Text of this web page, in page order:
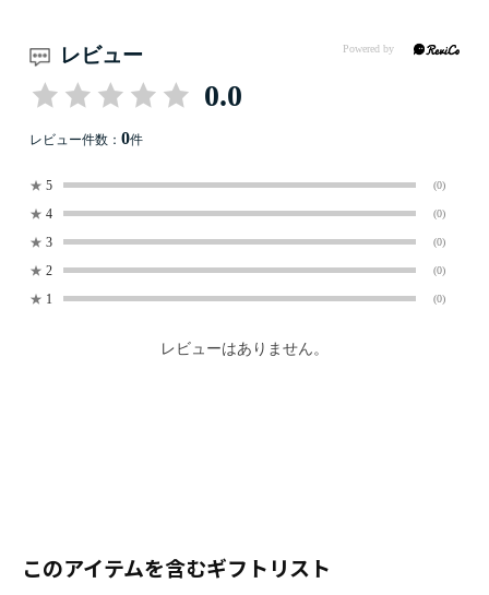
レビュー
0.0
レビュー件数： 0件
★ 5 (0)
★ 4 (0)
★ 3 (0)
★ 2 (0)
★ 1 (0)
レビューはありません。
このアイテムを含むギフトリスト